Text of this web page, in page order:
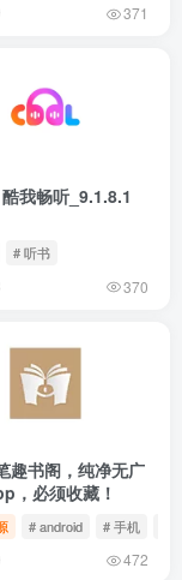
371
我畅听_9.1.8.1
# 听书
370
趣书阁，纯净无广
，必须收藏！
# android # 手机
472